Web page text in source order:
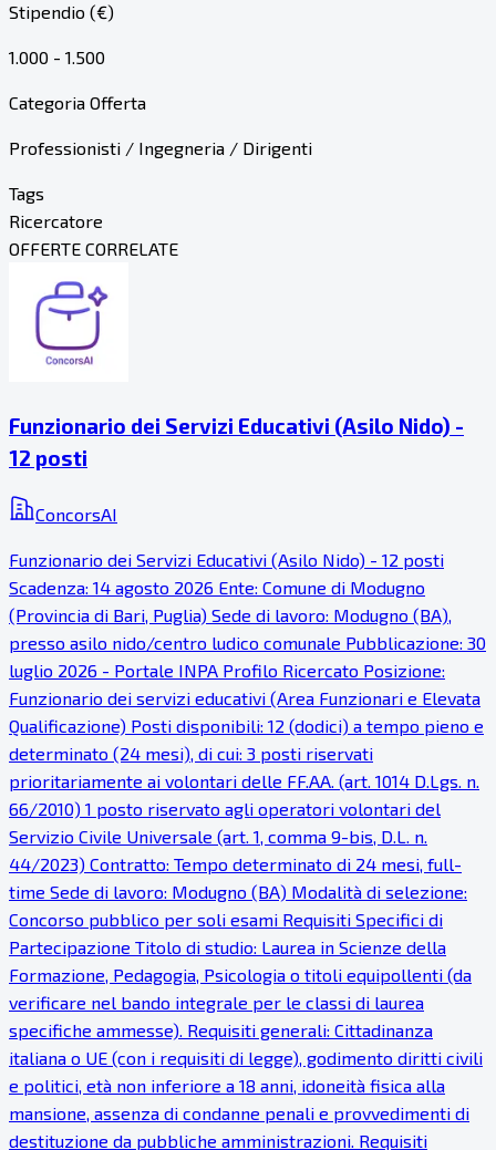
Stipendio (€)
1.000 - 1.500
Categoria Offerta
Professionisti / Ingegneria / Dirigenti
Tags
Ricercatore
OFFERTE CORRELATE
Funzionario dei Servizi Educativi (Asilo Nido) -
12 posti
ConcorsAI
Funzionario dei Servizi Educativi (Asilo Nido) - 12 posti
Scadenza: 14 agosto 2026 Ente: Comune di Modugno
(Provincia di Bari, Puglia) Sede di lavoro: Modugno (BA),
presso asilo nido/centro ludico comunale Pubblicazione: 30
luglio 2026 - Portale INPA Profilo Ricercato Posizione:
Funzionario dei servizi educativi (Area Funzionari e Elevata
Qualificazione) Posti disponibili: 12 (dodici) a tempo pieno e
determinato (24 mesi), di cui: 3 posti riservati
prioritariamente ai volontari delle FF.AA. (art. 1014 D.Lgs. n.
66/2010) 1 posto riservato agli operatori volontari del
Servizio Civile Universale (art. 1, comma 9-bis, D.L. n.
44/2023) Contratto: Tempo determinato di 24 mesi, full-
time Sede di lavoro: Modugno (BA) Modalità di selezione:
Concorso pubblico per soli esami Requisiti Specifici di
Partecipazione Titolo di studio: Laurea in Scienze della
Formazione, Pedagogia, Psicologia o titoli equipollenti (da
verificare nel bando integrale per le classi di laurea
specifiche ammesse). Requisiti generali: Cittadinanza
italiana o UE (con i requisiti di legge), godimento diritti civili
e politici, età non inferiore a 18 anni, idoneità fisica alla
mansione, assenza di condanne penali e provvedimenti di
destituzione da pubbliche amministrazioni. Requisiti